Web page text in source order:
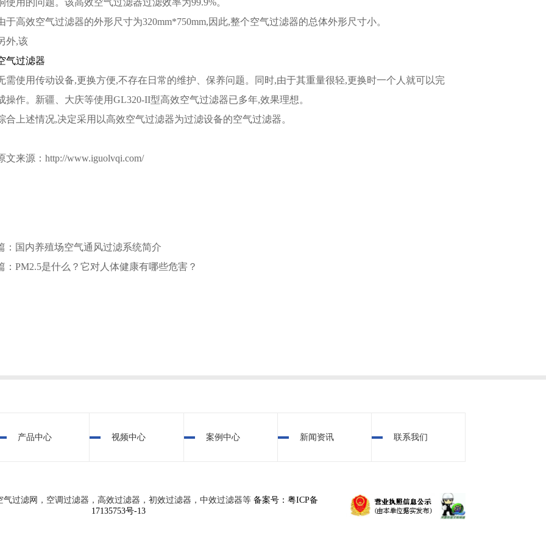
使用的问题。该高效空气过滤器过滤效率为99.9%。
于高效空气过滤器的外形尺寸为320mm*750mm,因此,整个空气过滤器的总体外形尺寸小。
外,该
气过滤器
需使用传动设备,更换方便,不存在日常的维护、保养问题。同时,由于其重量很轻,更换时一个人就可以完
操作。新疆、大庆等使用GL320-II型高效空气过滤器已多年,效果理想。
合上述情况,决定采用以高效空气过滤器为过滤设备的空气过滤器。
文来源：http://www.iguolvqi.com/
：国内养殖场空气通风过滤系统简介
：PM2.5是什么？它对人体健康有哪些危害？
产品中心 视频中心 案例中心 新闻资讯 联系我们
气过滤网，空调过滤器，高效过滤器，初效过滤器，中效过滤器等备案号：粤ICP备
17135753号-13